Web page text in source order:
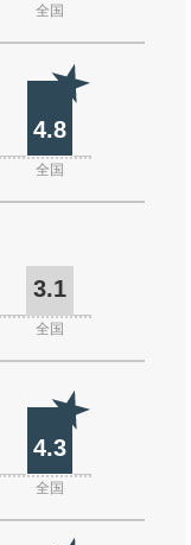
全国
4.8
全国
3.1
全国
4.3
全国